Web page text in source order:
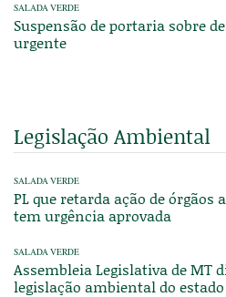
SALADA VERDE
Suspensão de portaria sobre
urgente
Legislação Ambiental
SALADA VERDE
PL que retarda ação de
tem urgência aprovada
SALADA VERDE
Assembleia Legislativa de MT
legislação ambiental do estado